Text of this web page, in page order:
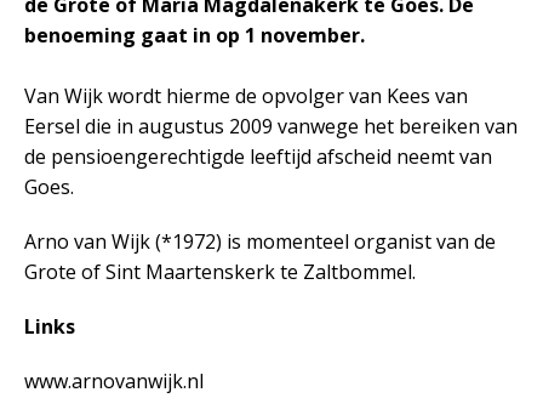
benoeming gaat in op 1 november.
Van Wijk wordt hierme de opvolger van Kees van
Eersel die in augustus 2009 vanwege het bereiken van
de pensioengerechtigde leeftijd afscheid neemt van
Goes.
Arno van Wijk (*1972) is momenteel organist van de
Grote of Sint Maartenskerk te Zaltbommel.
Links
www.arnovanwijk.nl